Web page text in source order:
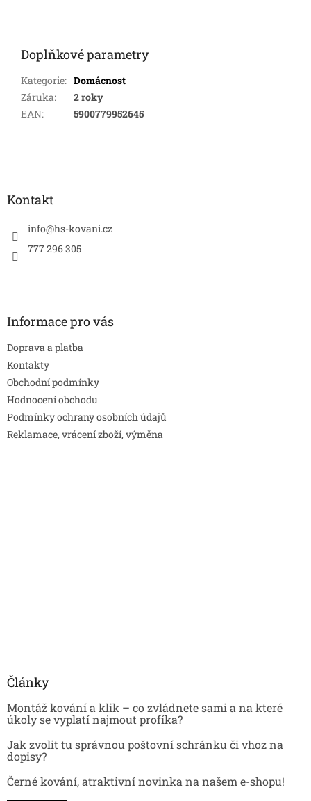
Doplňkové parametry
Kategorie: Domácnost
Záruka:
2 roky
EAN: 5900779952645
Kontakt
info@hs-kovani.cz
777 296 305
Informace pro vás
Doprava a platba
Kontakty
Obchodní podmínky
Hodnocení obchodu
Podmínky ochrany osobních údajů
Reklamace, vrácení zboží, výměna
Články
Montáž kování a klik – co zvládnete sami a na které
úkoly se vyplatí najmout profíka?
Jak zvolit tu správnou poštovní schránku či vhoz na
dopisy?
Černé kování, atraktivní novinka na našem e-shopu!